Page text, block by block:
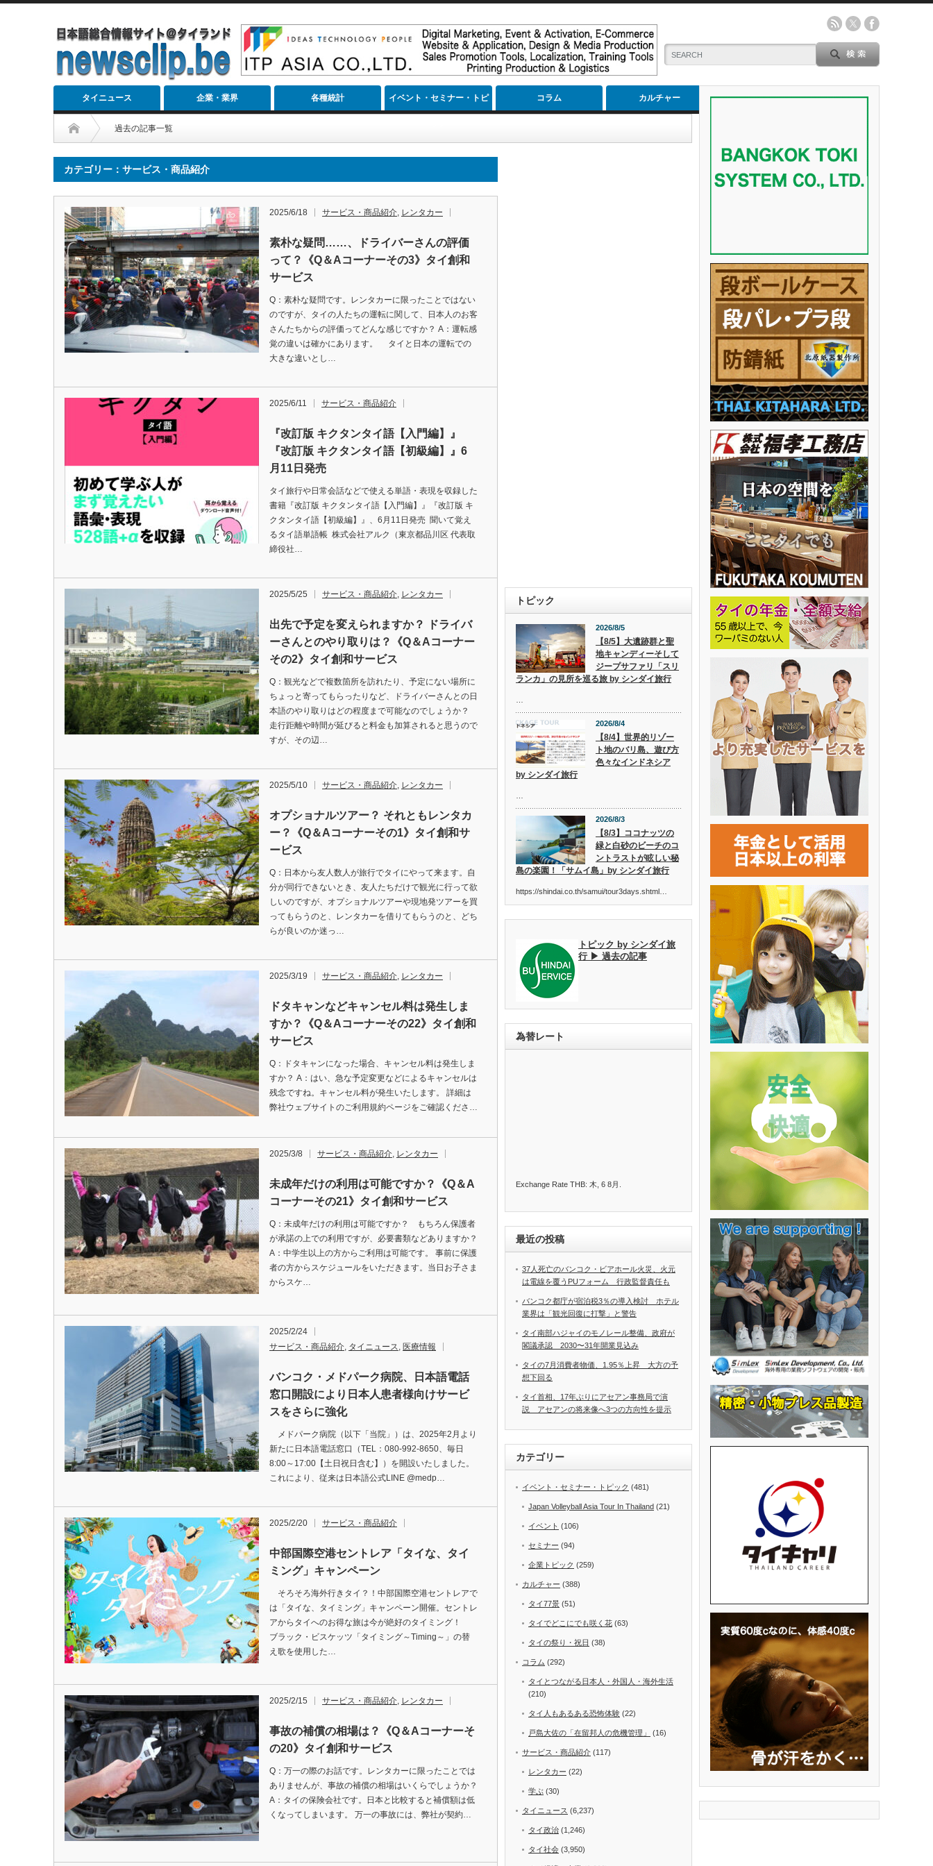
タイニュース 企業・業界 各種統計 イベント・セミナー・トピ コラム カルチャー
過去の記事一覧
カテゴリー：サービス・商品紹介
2025/6/18 サービス・商品紹介, レンタカー
素朴な疑問……、ドライバーさんの評価
って？《Q＆Aコーナーその3》タイ創和
サービス
Q：素朴な疑問です。レンタカーに限ったことではない
のですが、タイの人たちの運転に関して、日本人のお客
さんたちからの評価ってどんな感じですか？ A：運転感
覚の違いは確かにあります。 タイと日本の運転での
大きな違いとし…
2025/6/11 サービス・商品紹介
『改訂版 キクタンタイ語【入門編】』
『改訂版 キクタンタイ語【初級編】』6
月11日発売
タイ旅行や日常会話などで使える単語・表現を収録した
書籍『改訂版 キクタンタイ語【入門編】』『改訂版 キ
クタンタイ語【初級編】』、6月11日発売 聞いて覚え
るタイ語単語帳 株式会社アルク（東京都品川区 代表取
締役社…
2025/5/25 サービス・商品紹介, レンタカー
出先で予定を変えられますか？ ドライバ
ーさんとのやり取りは？《Q＆Aコーナー
その2》タイ創和サービス
Q：観光などで複数箇所を訪れたり、予定にない場所に
ちょっと寄ってもらったりなど、ドライバーさんとの日
本語のやり取りはどの程度まで可能なのでしょうか？
走行距離や時間が延びると料金も加算されると思うので
すが、その辺…
2025/5/10 サービス・商品紹介, レンタカー
オプショナルツアー？ それともレンタカ
ー？《Q＆Aコーナーその1》タイ創和サ
ービス
Q：日本から友人数人が旅行でタイにやって来ます。自
分が同行できないとき、友人たちだけで観光に行って欲
しいのですが、オプショナルツアーや現地発ツアーを買
ってもらうのと、レンタカーを借りてもらうのと、どち
らが良いのか迷っ…
2025/3/19 サービス・商品紹介, レンタカー
ドタキャンなどキャンセル料は発生しま
すか？《Q＆Aコーナーその22》タイ創和
サービス
Q：ドタキャンになった場合、キャンセル料は発生しま
すか？ A：はい、急な予定変更などによるキャンセルは
残念ですね。キャンセル料が発生いたします。 詳細は
弊社ウェブサイトのご利用規約ページをご確認くださ…
2025/3/8 サービス・商品紹介, レンタカー
未成年だけの利用は可能ですか？《Q＆A
コーナーその21》タイ創和サービス
Q：未成年だけの利用は可能ですか？ もちろん保護者
が承諾の上での利用ですが、必要書類などありますか？
A：中学生以上の方からご利用は可能です。 事前に保護
者の方からスケジュールをいただきます。当日お子さま
からスケ…
2025/2/24
サービス・商品紹介, タイニュース, 医療情報
バンコク・メドパーク病院、日本語電話
窓口開設により日本人患者様向けサービ
スをさらに強化
メドパーク病院（以下「当院」）は、2025年2月より
新たに日本語電話窓口（TEL：080-992-8650、毎日
8:00～17:00【土日祝日含む】）を開設いたしました。
これにより、従来は日本語公式LINE @medp…
2025/2/20 サービス・商品紹介
中部国際空港セントレア「タイな、タイ
ミング」キャンペーン
そろそろ海外行きタイ？！中部国際空港セントレアで
は「タイな、タイミング」キャンペーン開催。セントレ
アからタイへのお得な旅は今が絶好のタイミング！
ブラック・ビスケッツ「タイミング～Timing～」の替
え歌を使用した…
2025/2/15 サービス・商品紹介, レンタカー
事故の補償の相場は？《Q＆Aコーナーそ
の20》タイ創和サービス
Q：万一の際のお話です。レンタカーに限ったことでは
ありませんが、事故の補償の相場はいくらでしょうか？
A：タイの保険会社です。日本と比較すると補償額は低
くなってしまいます。 万一の事故には、弊社が契約…
トピック
2026/8/5
【8/5】大遺跡群と聖
地キャンディーそして
ジープサファリ「スリ
ランカ」の見所を巡る旅 by シンダイ旅行
2026/8/4
【8/4】世界的リゾー
ト地のバリ島、遊び方
色々なインドネシア
by シンダイ旅行
2026/8/3
【8/3】ココナッツの
緑と白砂のビーチのコ
ントラストが眩しい秘
島の楽園！「サムイ島」by シンダイ旅行
https://shindai.co.th/samui/tour3days.shtml…
トピック by シンダイ旅
行 ▶ 過去の記事
為替レート
Exchange Rate THB: 木, 6 8月.
最近の投稿
37人死亡のバンコク・ビアホール火災、火元
は電線を覆うPUフォーム 行政監督責任も
バンコク都庁が宿泊税3％の導入検討 ホテル
業界は「観光回復に打撃」と警告
タイ南部ハジャイのモノレール整備、政府が
閣議承認 2030〜31年開業見込み
タイの7月消費者物価、1.95％上昇 大方の予
想下回る
タイ首相、17年ぶりにアセアン事務局で演
説 アセアンの将来像へ3つの方向性を提示
カテゴリー
イベント・セミナー・トピック (481)
Japan Volleyball Asia Tour In Thailand (21)
イベント (106)
セミナー (94)
企業トピック (259)
カルチャー (388)
タイ77景 (51)
タイでどこにでも咲く花 (63)
タイの祭り・祝日 (38)
コラム (292)
タイとつながる日本人・外国人・海外生活
(210)
タイ人もあるある恐怖体験 (22)
戸島大佐の「在留邦人の危機管理」 (16)
サービス・商品紹介 (117)
レンタカー (22)
学ぶ (30)
タイニュース (6,237)
タイ政治 (1,246)
タイ社会 (3,950)